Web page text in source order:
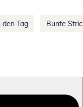
Tag Bunte